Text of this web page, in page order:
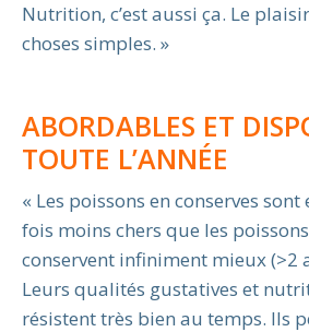
Nutrition, c’est aussi ça. Le
choses simples. »
ABORDABLES ET
TOUTE L’ANNÉE
« Les poissons en conserves sont
fois moins chers que les
conservent infiniment mieux (>2
Leurs qualités gustatives et
résistent très bien au temps. Ils